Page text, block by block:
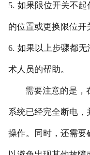
5. 如果限位开关不
的位置或更换限位开
6. 如果以上步骤都
术人员的帮助。
需要注意的是，
系统已经完全断电
操作。同时，还需要